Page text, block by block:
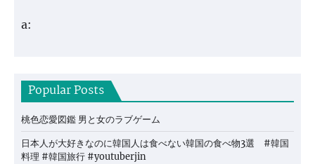
a:
Popular Posts
桃色恋愛図鑑 男と女のラブゲーム
日本人が大好きなのに韓国人は食べない韓国の食べ物3選 #韓国
料理 #韓国旅行 #youtuberjin